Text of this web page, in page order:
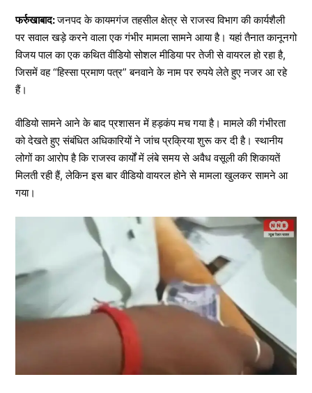
फर्रुखाबाद:जनपद के कायमगंज तहसील क्षेत्र से राजस्व विभाग की कार्यशैली
पर सवाल खड़े करने वाला एक गंभीर मामला सामने आया है। यहां तैनात कानूनगो
विजय पाल का एक कथित वीडियो सोशल मीडिया पर तेजी से वायरल हो रहा है,
जिसमें वह “हिस्सा प्रमाण पत्र” बनवाने के नाम पर रुपये लेते हुए नजर आ रहे
हैं।
वीडियो सामने आने के बाद प्रशासन में हड़कंप मच गया है। मामले की गंभीरता
को देखते हुए संबंधित अधिकारियों ने जांच प्रक्रिया शुरू कर दी है। स्थानीय
लोगों का आरोप है कि राजस्व कार्यों में लंबे समय से अवैध वसूली की शिकायतें
मिलती रही हैं, लेकिन इस बार वीडियो वायरल होने से मामला खुलकर सामने आ
गया।